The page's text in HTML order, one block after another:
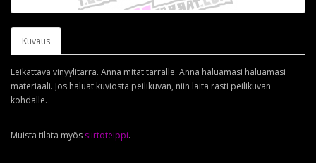
Kuvaus
Leikattava vinyylitarra. Anna mitat tarralle. Anna haluamasi haluamasi
materiaali. Jos haluat kuviosta peilikuvan, niin laita rasti peilikuvan
kohdalle.
Muista tilata myös siirtoteippi.